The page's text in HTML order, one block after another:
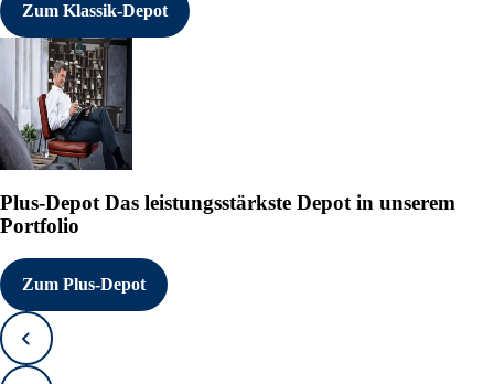
Zum Klassik-Depot
Plus-Depot Das leistungsstärkste Depot in unserem
Portfolio
Zum Plus-Depot
Zurück